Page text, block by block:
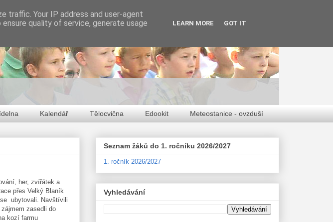
Kalendář Tělocvična Edookit Meteostanice - ovzduší
her, zvířátek a
přes Velký Blaník
ubytovali. Navštívili
zasedli do
kozí farmu
Seznam žáků do 1. ročníku 2026/2027
1. ročník 2026/2027
Vyhledávání
traffic. Your IP address and user-agent
quality of service, generate usage
LEARN MORE GOT IT